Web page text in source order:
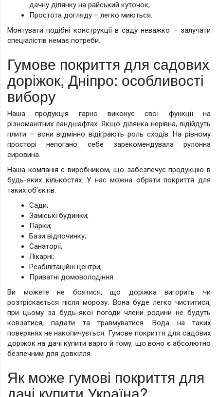
дачну ділянку на райський куточок;
Простота догляду – легко миються.
Монтувати подібні конструкції в саду неважко – залучати
спеціалістів немає потреби.
Гумове покриття для садових
доріжок, Дніпро: особливості
вибору
Наша продукція гарно виконує свої функції на
різноманітних ландшафтах. Якщо ділянка нерівна, підійдуть
плити – вони відмінно відіграють роль сходів. На рівному
просторі непогано себе зарекомендувала рулонна
сировина.
Наша компанія є виробником, що забезпечує продукцію в
будь-яких кількостях. У нас можна обрати покриття для
таких об’єктів:
Сади;
Заміські будинки;
Парки;
Бази відпочинку;
Санаторії;
Лікарні;
Реабілітаційні центри;
Приватні домоволодіння.
Ви можете не боятися, що доріжка вигорить чи
розтріскається після морозу. Вона буде легко чиститися,
при цьому за будь-якої погоди члени родини не будуть
ковзатися, падати та травмуватися. Вода на таких
поверхнях не накопичується. Гумове покриття для садових
доріжок на дачі купити варто й тому, що воно є абсолютно
безпечним для довкілля.
Як може гумові покриття для